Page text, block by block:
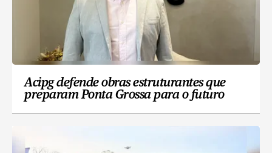
Acipg defende obras estruturantes que
preparam Ponta Grossa para o futuro